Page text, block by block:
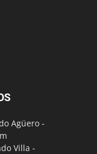
Agüero -
Villa -